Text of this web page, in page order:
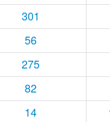
301
56
275
82
14